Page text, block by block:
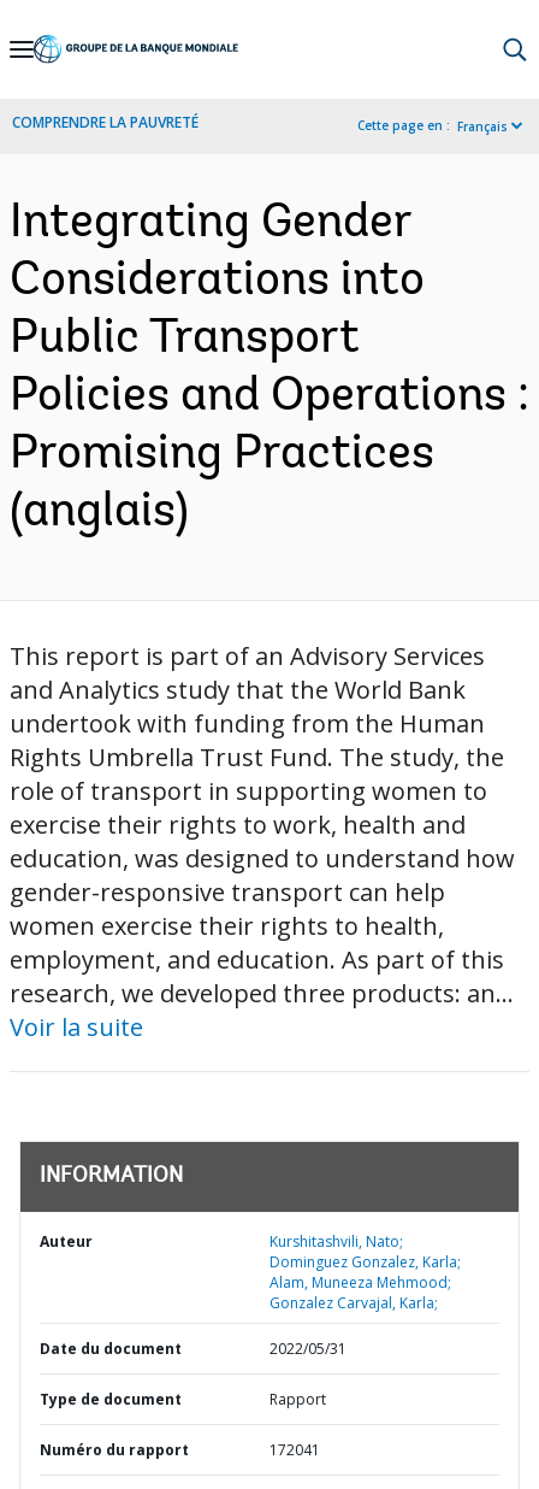
Skip
Navigation
COMPRENDRE LA PAUVRETÉ Cette page en : Français
Integrating Gender
Considerations into
Public Transport
Policies and Operations :
Promising Practices
(anglais)
This report is part of an Advisory Services
and Analytics study that the World Bank
undertook with funding from the Human
Rights Umbrella Trust Fund. The study, the
role of transport in supporting women to
exercise their rights to work, health and
education, was designed to understand how
gender-responsive transport can help
women exercise their rights to health,
employment, and education. As part of this
research, we developed three products: an...
Voir la suite
INFORMATION
Auteur
Kurshitashvili, Nato;
Dominguez Gonzalez, Karla;
Alam, Muneeza Mehmood;
Gonzalez Carvajal, Karla;
Date du document 2022/05/31
Type de document Rapport
Numéro du rapport 172041